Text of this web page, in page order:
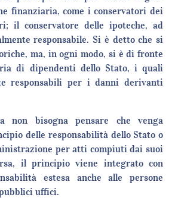
finanziaria, come i conservatori dei
il conservatore delle ipoteche, ad
responsabile. Si è detto che si
ma, in ogni modo, si è di fronte
di dipendenti dello Stato, i quali
responsabili per i danni derivanti
non bisogna pensare che venga
delle responsabilità dello Stato o
per atti compiuti dai suoi
il principio viene integrato con
estesa anche alle persone
uffici.